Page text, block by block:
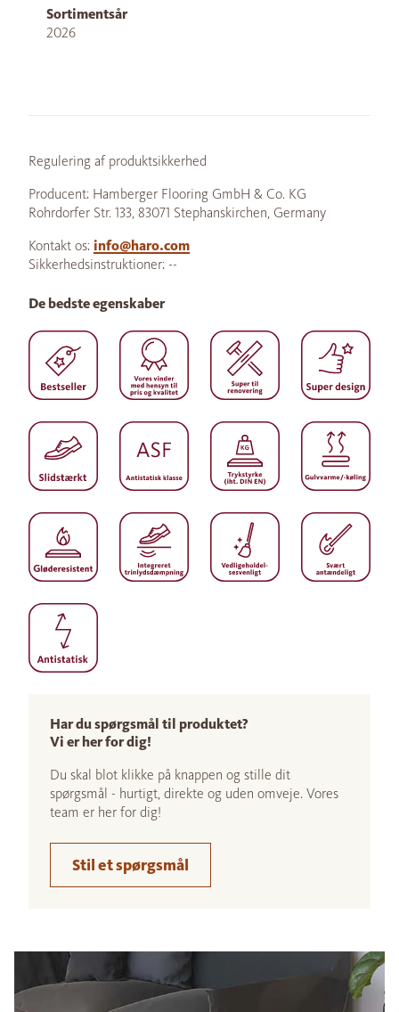
Sortimentsår
2026
Regulering af produktsikkerhed
Producent: Hamberger Flooring GmbH & Co. KG
Rohrdorfer Str. 133, 83071 Stephanskirchen, Germany
Kontakt os: info@haro.com
Sikkerhedsinstruktioner: --
Har du spørgsmål til produktet?
Vi er her for dig!
Du skal blot klikke på knappen og stille dit
spørgsmål - hurtigt, direkte og uden omveje. Vores
team er her for dig!
Stil et spørgsmål
De bedste egenskaber